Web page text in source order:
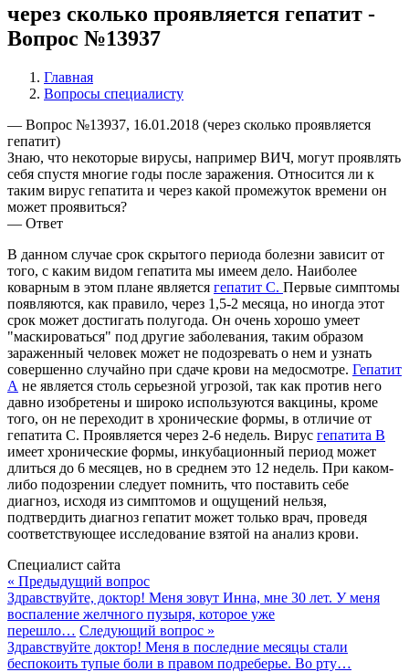
через сколько проявляется гепатит -
Вопрос №13937
Главная
Вопросы специалисту
— Вопрос №13937, 16.01.2018 (через сколько проявляется
гепатит)
Знаю, что некоторые вирусы, например ВИЧ, могут проявлять
себя спустя многие годы после заражения. Относится ли к
таким вирус гепатита и через какой промежуток времени он
может проявиться?
— Ответ
В данном случае срок скрытого периода болезни зависит от
того, с каким видом гепатита мы имеем дело. Наиболее
коварным в этом плане является гепатит С. Первые симптомы
появляются, как правило, через 1,5-2 месяца, но иногда этот
срок может достигать полугода. Он очень хорошо умеет
"маскироваться" под другие заболевания, таким образом
зараженный человек может не подозревать о нем и узнать
совершенно случайно при сдаче крови на медосмотре. Гепатит
А не является столь серьезной угрозой, так как против него
давно изобретены и широко используются вакцины, кроме
того, он не переходит в хронические формы, в отличие от
гепатита С. Проявляется через 2-6 недель. Вирус гепатита В
имеет хронические формы, инкубационный период может
длиться до 6 месяцев, но в среднем это 12 недель. При каком-
либо подозрении следует помнить, что поставить себе
диагноз, исходя из симптомов и ощущений нельзя,
подтвердить диагноз гепатит может только врач, проведя
соответствующее исследование взятой на анализ крови.
Специалист сайта
« Предыдущий вопрос
Здравствуйте, доктор! Меня зовут Инна, мне 30 лет. У меня
воспаление желчного пузыря, которое уже
перешло… Следующий вопрос »
Здравствуйте доктор! Меня в последние месяцы стали
беспокоить тупые боли в правом подреберье. Во рту…